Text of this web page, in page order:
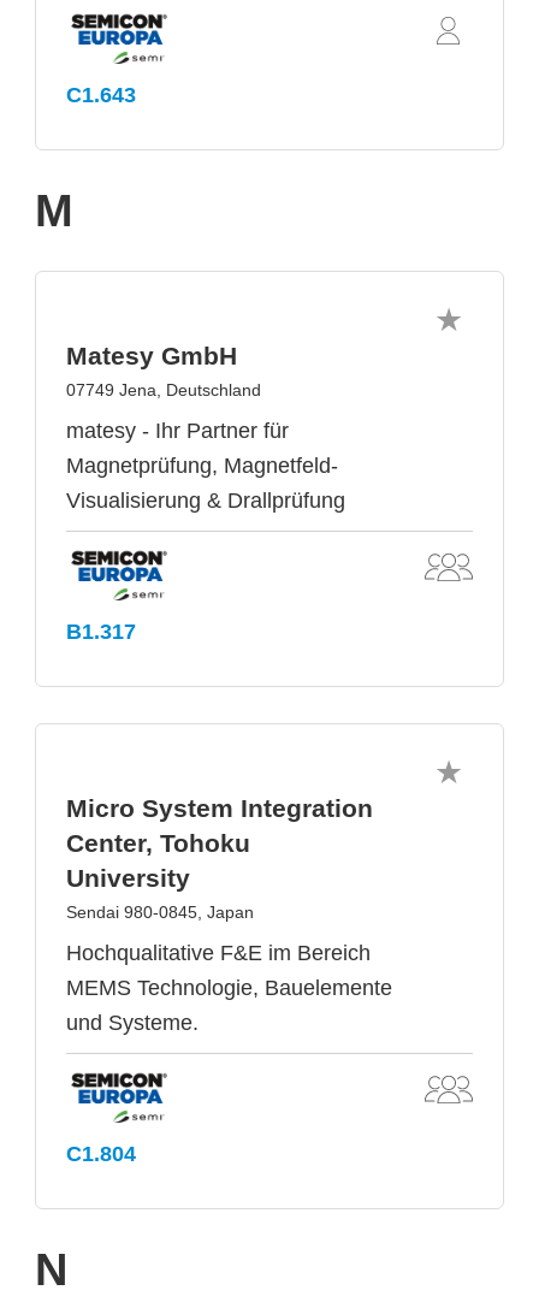
C1.643
M
Matesy GmbH
07749 Jena, Deutschland
matesy - Ihr Partner für
Magnetprüfung, Magnetfeld-
Visualisierung & Drallprüfung
B1.317
Micro System Integration
Center, Tohoku
University
Sendai 980-0845, Japan
Hochqualitative F&E im Bereich
MEMS Technologie, Bauelemente
und Systeme.
C1.804
N